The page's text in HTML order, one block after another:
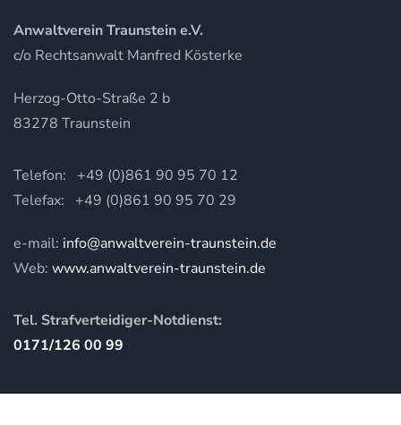
Anwaltverein Traunstein e.V.
c/o Rechtsanwalt Manfred Kösterke
Herzog-Otto-Straße 2 b
83278 Traunstein
Telefon: +49 (0)861 90 95 70 12
Telefax: +49 (0)861 90 95 70 29
e-mail: info@anwaltverein-traunstein.de
Web: www.anwaltverein-traunstein.de
Tel. Strafverteidiger-Notdienst:
0171/126 00 99